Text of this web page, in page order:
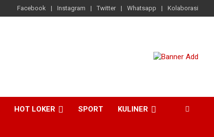
Facebook Instagram Twitter Whatsapp Kolaborasi
HOT LOKER SPORT KULINER